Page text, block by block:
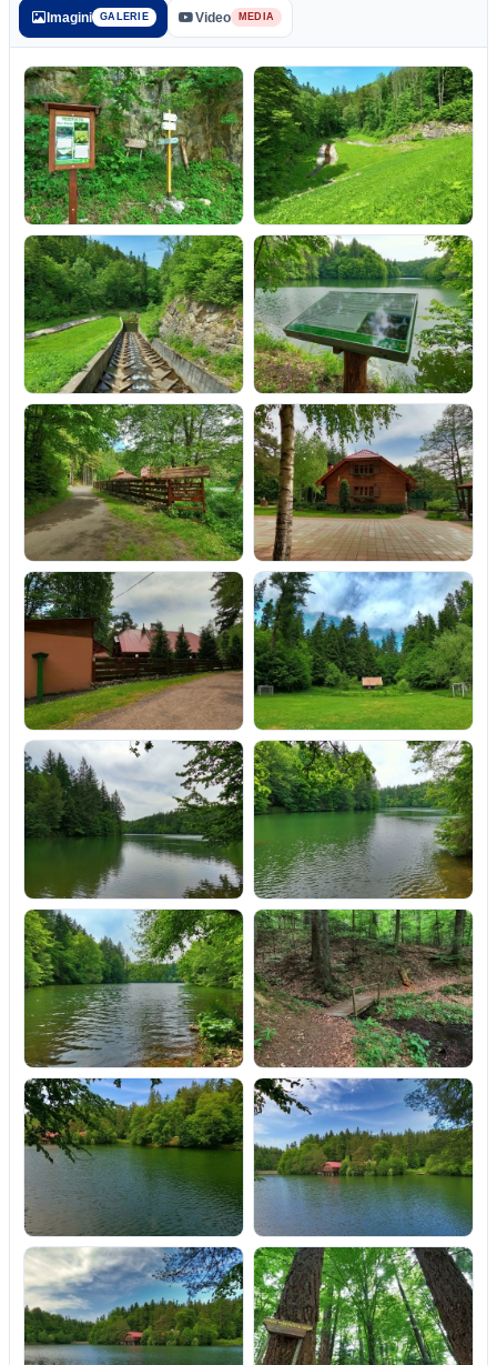
Imagini GALERIE Video MEDIA